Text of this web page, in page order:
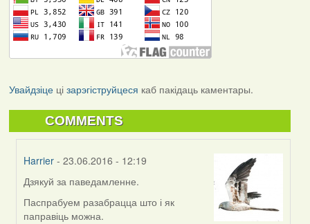
Увайдзіцеці зарэгіструйцеся каб пакідаць каментары.
COMMENTS
Harrier - 23.06.2016 - 12:19
In
reply
to
Дзякуй за паведамленне.
Паспрабуем разабрацца што і як
паправіць можна.